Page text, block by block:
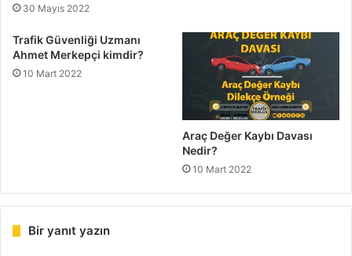
30 Mayıs 2022
Trafik Güvenliği Uzmanı
Ahmet Merkepçi kimdir?
10 Mart 2022
Araç Değer Kaybı Davası
Nedir?
10 Mart 2022
Bir yanıt yazın